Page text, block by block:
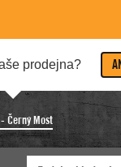
prodejna?
Černý Most